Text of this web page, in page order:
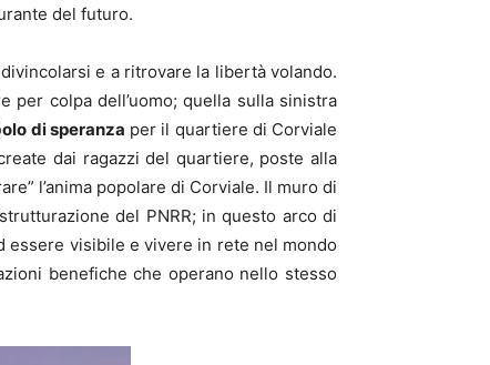
del futuro.
e a ritrovare la libertà volando.
colpa dell’uomo; quella sulla sinistra
di speranza per il quartiere di Corviale
dai ragazzi del quartiere, poste alla
l’anima popolare di Corviale. Il muro di
del PNRR; in questo arco di
essere visibile e vivere in rete nel mondo
benefiche che operano nello stesso